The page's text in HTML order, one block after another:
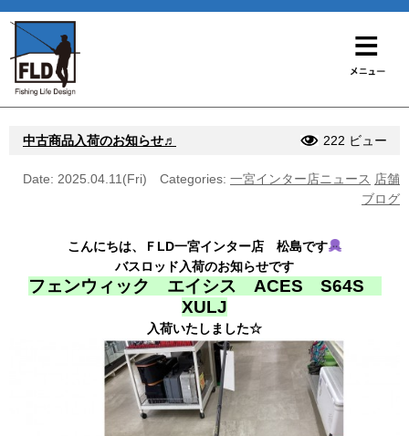
中古商品入荷のお知らせ♬ 222 ビュー
Date: 2025.04.11(Fri) Categories: 一宮インター店ニュース 店舗
ブログ
こんにちは、ＦLD一宮インター店 松島です
バスロッド入荷のお知らせです
フェンウィック エイシス ACES S64S
XULJ
入荷いたしました☆